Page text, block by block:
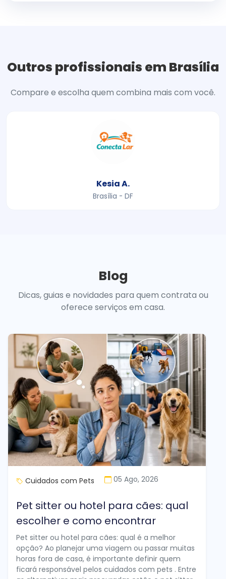
Outros profissionais em Brasília
Compare e escolha quem combina mais com você.
Kesia A.
Brasília - DF
Blog
Dicas, guias e novidades para quem contrata ou
oferece serviços em casa.
Cuidados com Pets 05 Ago, 2026
Pet sitter ou hotel para cães: qual
escolher e como encontrar
Pet sitter ou hotel para cães: qual é a melhor
opção? Ao planejar uma viagem ou passar muitas
horas fora de casa, é importante definir quem
ficará responsável pelos cuidados com pets . Entre